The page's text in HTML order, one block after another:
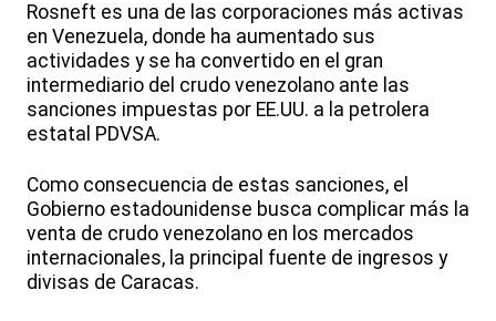
Rosneft es una de las corporaciones más activas
en Venezuela, donde ha aumentado sus
actividades y se ha convertido en el gran
intermediario del crudo venezolano ante las
sanciones impuestas por EE.UU. a la petrolera
estatal PDVSA.
Como consecuencia de estas sanciones, el
Gobierno estadounidense busca complicar más la
venta de crudo venezolano en los mercados
internacionales, la principal fuente de ingresos y
divisas de Caracas.